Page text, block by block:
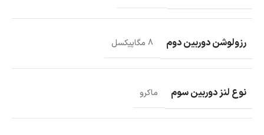
رزولوشن دوربین دوم 8 مگاپیکسل
نوع لنز دوربین سوم ماکرو